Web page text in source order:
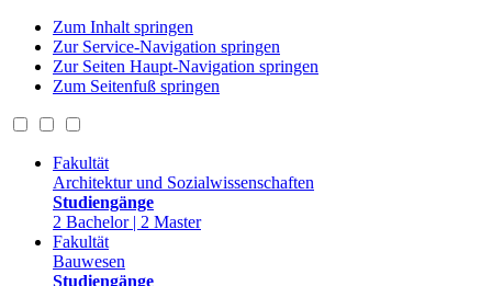
Zum Inhalt springen
Zur Service-Navigation springen
Zur Seiten Haupt-Navigation springen
Zum Seitenfuß springen
Fakultät
Architektur und Sozialwissenschaften
Studiengänge
2 Bachelor | 2 Master
Fakultät
Bauwesen
Studiengänge